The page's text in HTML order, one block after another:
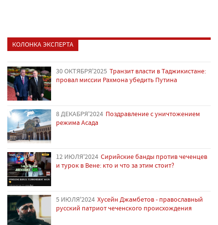
КОЛОНКА ЭКСПЕРТА
30 ОКТЯБРЯ'2025 Транзит власти в Таджикистане:
провал миссии Рахмона убедить Путина
8 ДЕКАБРЯ'2024 Поздравление с уничтожением
режима Асада
12 ИЮЛЯ'2024 Сирийские банды против чеченцев
и турок в Вене: кто и что за этим стоит?
5 ИЮЛЯ'2024 Хусейн Джамбетов - православный
русский патриот чеченского происхождения